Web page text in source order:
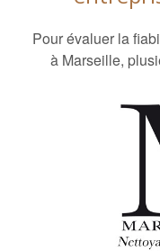
Pour évaluer la
à Marseille,